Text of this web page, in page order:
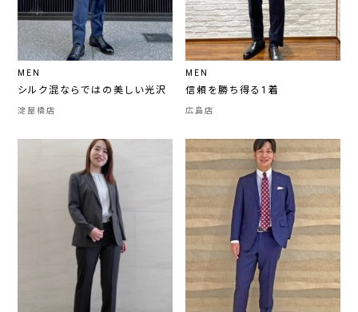
MEN
シルク混ならではの美しい光沢
淀屋橋店
MEN
信頼を勝ち得る1着
広島店